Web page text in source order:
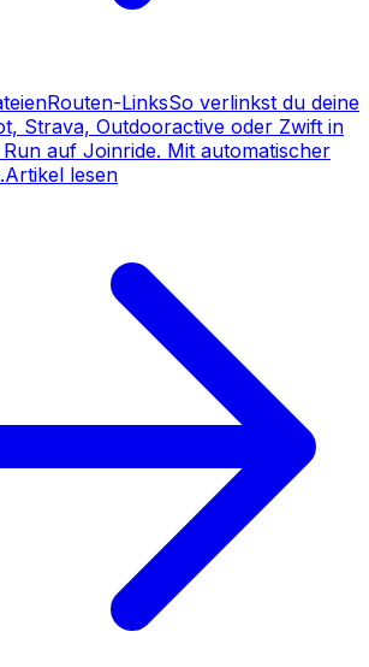
Routen-LinksSo verlinkst du deine
Strava, Outdooractive oder Zwift in
auf Joinride. Mit automatischer
Artikel lesen